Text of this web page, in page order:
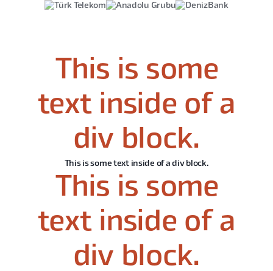
This is some
text inside of a
div block.
This is some text inside of a div block.
This is some
text inside of a
div block.